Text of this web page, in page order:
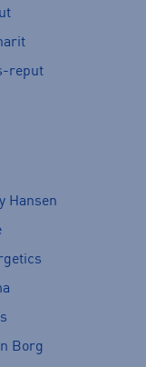
reput
Hansen
Borg